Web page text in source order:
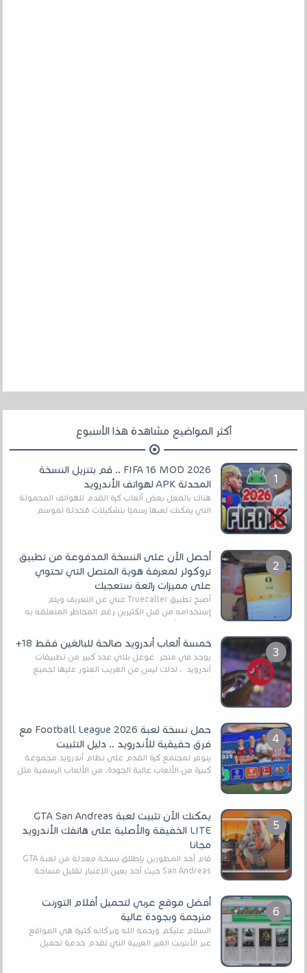
أكثر المواضيع مشاهدة هذا الأسبوع
FIFA 16 MOD 2026 .. قم بتنزيل النسخة
المحدثة APK لهواتف الأندرويد
هناك بالفعل بعض ألعاب كرة القدم للهواتف المحمولة
التي يمكنك لعبها رسميًا بتشكيلات مُحدثة لموسم
أحصل الآن على النسخة المدفوعة من تطبيق
تروكولر لمعرفة هوية المتصل التي تحتوي
على مميزات رائعة ستعجبك
أصبح تطبيق Truecaller غني عن التعريف ويتم
إستخدامه من قبل الكثيرين رغم المخاطر المتعلقه به
وذلك من أجل التخلص من المضايقات الكثيرة في
خمسة ألعاب أندرويد صالحة للبالغين فقط 18+
يوجد في متجر غوغل بلاي عدد كبير من تطبيقات
أندرويد ، لذلك ليس من الغريب العثور عليها لجميع
أنواع الجماهير. هذه المرة نقدم 5 ألعاب أند...
حمل نسخة لعبة Football League 2026 مع
فرق حقيقية للأندرويد .. دليل التثبيت
يتوفر لمجتمع كرة القدم على نظام أندرويد مجموعة
كبيرة من الألعاب عالية الجودة. من الألعاب الرسمية مثل
يمكنك الآن تثبيت لعبة GTA San Andreas
LITE الخفيفة والأصلية على هاتفك الأندرويد
مجانا
قام أحد المطورين بإطلاق نسخة معدلة من لعبة GTA
San Andreas حيث أخد بعين الإعتبار تقليل مساحة
أفضل موقع عربي لتحميل أفلام التورنت
مترجمة وبجودة عالية
السلام عليكم ورحمة الله وبركاته كثيرة هي المواقع
عبر الأنترنت الغير العربية التي تقدم خدمة تحميل
الأفلام على التورنت ، ومعظم هذه المواقع ل...